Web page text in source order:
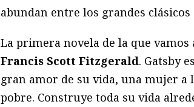
abundan entre los grandes
La primera novela de la que
Francis Scott Fitzgerald. Gatsby
gran amor de su vida, una mujer a
pobre. Construye toda su vida